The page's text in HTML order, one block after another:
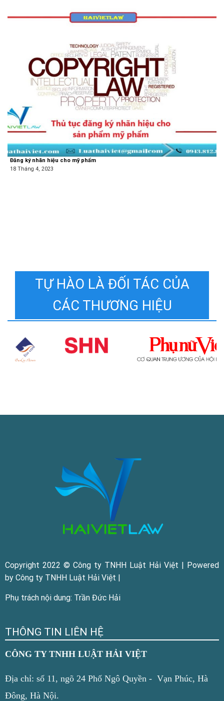
Đăng ký nhãn hiệu cho mỹ phẩm
18 Tháng 4, 2023
TỰ HÀO LÀ ĐỐI TÁC CỦA
CÁC THƯƠNG HIỆU
Copyright 2022 © Công ty TNHH Luật Hải Việt | Powered
by Công ty TNHH Luật Hải Việt |
Phụ trách nội dung: Trần Đức Hải
THÔNG TIN LIÊN HỆ
CÔNG TY TNHH LUẬT HẢI VIỆT
Địa chỉ: số 11, ngõ 24 Phố Ngô Quyền - Vạn Phúc, Hà
Đông, Hà Nội.